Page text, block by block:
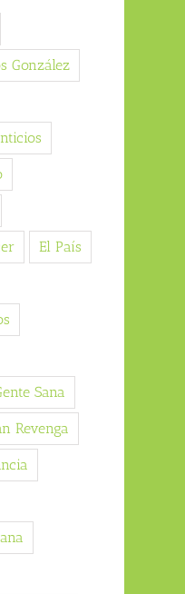
González
El País
Sana
Revenga